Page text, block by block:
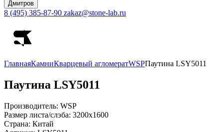
Дмитров
8 (495) 385-87-90 zakaz@stone-lab.ru
ГлавнаяКамниКварцевый агломератWSPПаутина LSY5011
Паутина LSY5011
Производитель: WSP
Размер листа/слэба: 3200х1600
Страна: Китай